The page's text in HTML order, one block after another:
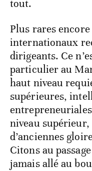
tout.
Plus rares
internationaux
dirigeants. Ce
particulier au
haut niveau
supérieures,
niveau
d’anciennes
Citons au
jamais allé au